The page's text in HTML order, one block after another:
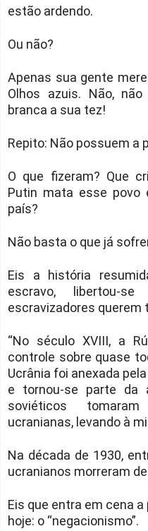
estão ardendo.
Ou não?
Apenas sua gente
Olhos azuis. Não,
branca a sua tez!
Repito: Não possuem a
O que fizeram? Que
Putin mata esse povo
país?
Não basta o que já
Eis a história
escravo, libertou-
escravizadores querem
“No século XVIII, a
controle sobre quase
Ucrânia foi anexada
e tornou-se parte da
soviéticos
ucranianas, levando à
Na década de 1930,
ucranianos morreram
Eis que entra em cena
hoje: o “negacionismo”.